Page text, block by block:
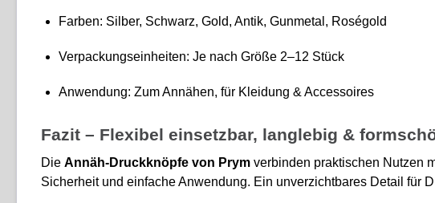
Farben: Silber, Schwarz, Gold, Antik, Gunmetal, Roségold
Verpackungseinheiten: Je nach Größe 2–12 Stück
Anwendung: Zum Annähen, für Kleidung & Accessoires
Fazit – Flexibel einsetzbar, langlebig &
Die Annäh-Druckknöpfe von Prym verbinden praktischen Nutzen
Sicherheit und einfache Anwendung. Ein unverzichtbares Detail für